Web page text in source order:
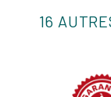
16